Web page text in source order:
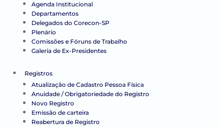
Agenda Institucional
Departamentos
Delegados do Corecon-SP
Plenário
Comissões e Fóruns de Trabalho
Galeria de Ex-Presidentes
Registros
Atualização de Cadastro Pessoa Física
Anuidade / Obrigatoriedade do Registro
Novo Registro
Emissão de carteira
Reabertura de Registro